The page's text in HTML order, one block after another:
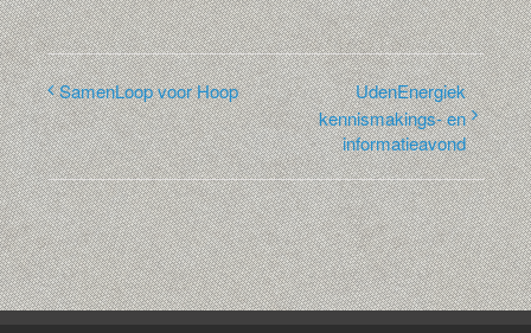
SamenLoop voor Hoop
UdenEnergiek
kennismakings- en
informatieavond